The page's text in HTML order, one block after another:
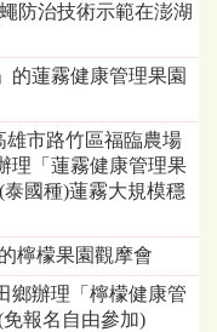
防治技術示範在澎湖
的蓮霧健康管理果園
雄市路竹區福臨農場
理「蓮霧健康管理果
國種)蓮霧大規模穩
檸檬果園觀摩會
鄉辦理「檸檬健康管
報名自由參加)